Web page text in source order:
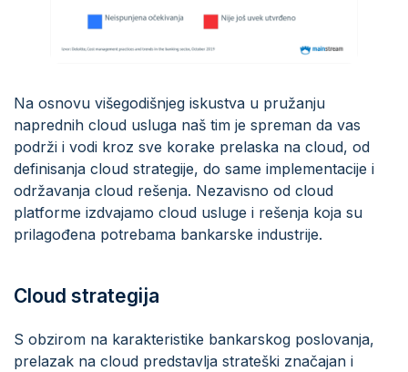
Na osnovu višegodišnjeg iskustva u pružanju
naprednih cloud usluga naš tim je spreman da vas
podrži i vodi kroz sve korake prelaska na cloud, od
definisanja cloud strategije, do same implementacije i
održavanja cloud rešenja. Nezavisno od cloud
platforme izdvajamo cloud usluge i rešenja koja su
prilagođena potrebama bankarske industrije.
Cloud strategija
S obzirom na karakteristike bankarskog poslovanja,
prelazak na cloud predstavlja strateški značajan i